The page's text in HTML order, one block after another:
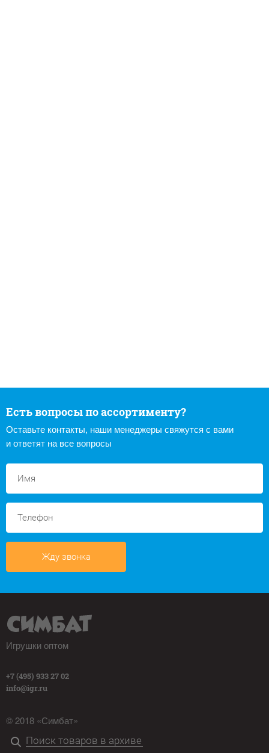
Есть вопросы по ассортименту?
Оставьте контакты, наши менеджеры свяжутся с вами
и ответят на все вопросы
Жду звонка
Игрушки оптом
+7 (495) 933 27 02
info@igr.ru
© 2018 «Симбат»